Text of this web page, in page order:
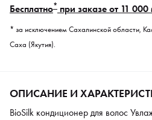
Бесплатно* при заказе от 11 000
* за исключением Сахалинской области,
Саха (Якутия).
ОПИСАНИЕ И
BioSilk кондиционер для волос